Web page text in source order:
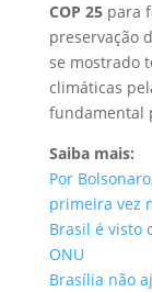
COP 25para
preservação
se mostrado
climáticas
fundamental
Saiba mais:
Por
primeira vez
Brasil é visto
ONU
Brasília não